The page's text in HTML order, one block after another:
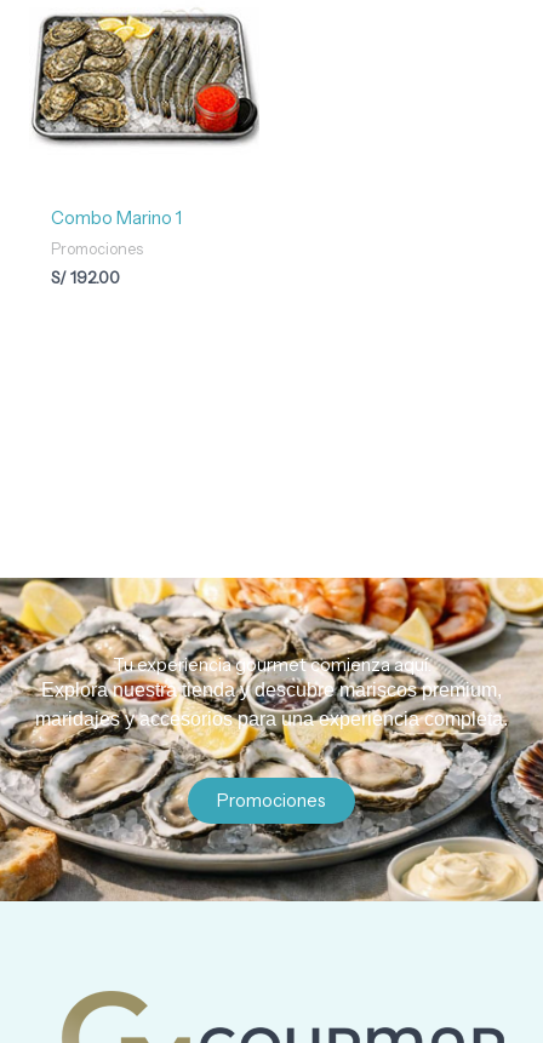
Combo Marino 1
Promociones
S/192.00
Tu experiencia gourmet comienza aquí.
Explora nuestra tienda y descubre mariscos premium,
maridajes y accesorios para una experiencia completa.
Promociones